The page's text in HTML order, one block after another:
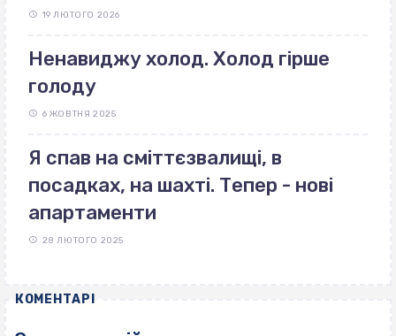
19 ЛЮТОГО 2026
Ненавиджу холод. Холод гірше
голоду
6 ЖОВТНЯ 2025
Я спав на сміттєзвалищі, в
посадках, на шахті. Тепер - нові
апартаменти
28 ЛЮТОГО 2025
КОМЕНТАРІ